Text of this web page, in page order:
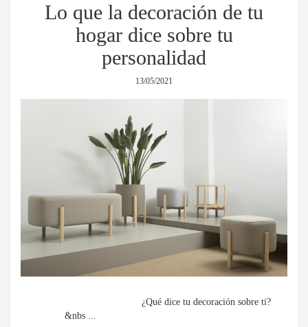
Lo que la decoración de tu
hogar dice sobre tu
personalidad
13/05/2021
¿Qué dice tu decoración sobre ti?
&nbs ...